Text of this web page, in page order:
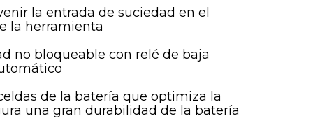
la entrada de suciedad en el
la herramienta
no bloqueable con relé de baja
de la batería que optimiza la
una gran durabilidad de la batería